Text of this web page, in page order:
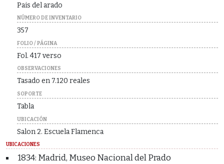
Pais del arado
NÚMERO DE INVENTARIO
357
FOLIO / PÁGINA
Fol. 417 verso
OBSERVACIONES
Tasado en 7.120 reales
SOPORTE
Tabla
UBICACIÓN
Salon 2. Escuela Flamenca
UBICACIONES
1834: Madrid, Museo Nacional del Prado